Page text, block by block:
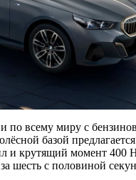
по всему миру с
базой
и крутящий момент 400
шесть с половиной